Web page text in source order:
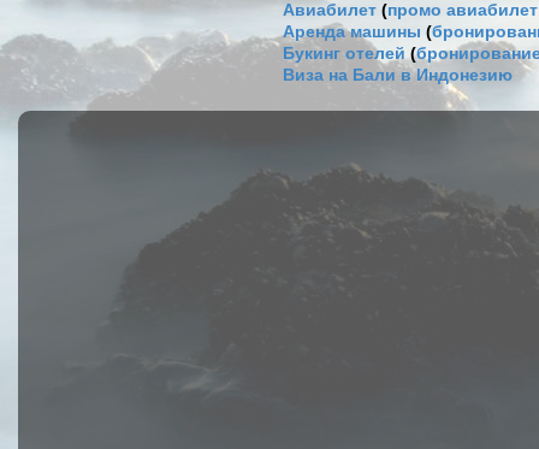
Авиабилет (промо
Аренда машины (
Букинг отелей (
Виза на Бали в Индонезию